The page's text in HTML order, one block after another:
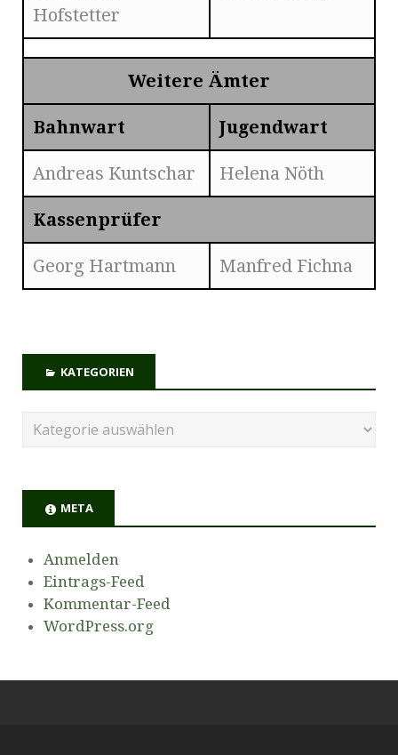
Hofstetter
Weitere Ämter
Bahnwart Jugendwart
Andreas Kuntschar Helena Nöth
Kassenprüfer
Georg Hartmann Manfred Fichna
KATEGORIEN
META
Anmelden
Eintrags-Feed
Kommentar-Feed
WordPress.org